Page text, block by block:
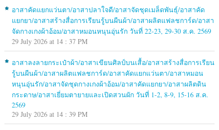
อาสาคัดแยกแว่นตา/อาสาปลาใจดี/อาสาจัดชุดเมล็ดพันธุ์/อาสาคัด
แยกยา/อาสาสร้างสื่อการเรียนรู้บนผืนผ้า/อาสาผลิตแฟลชการ์ด/อาสา
จัดกางเกงผ้าอ้อม/อาสาหมอนหนุนอุ่นรัก วันที่ 22-23, 29-30 ส.ค. 2569
29 July 2026 at 14 : 37 PM
อาสาลงลายกระเป๋าผ้า/อาสาเขียนศิลป์บนเสื้อ/อาสาสร้างสื่อการเรียน
รู้บนผืนผ้า/อาสาผลิตแฟลชการ์ด/อาสาคัดแยกแว่นตา/อาสาหมอน
หนุนอุ่นรัก/อาสาจัดชุดกางเกงผ้าอ้อม/อาสาคัดแยกยา/อาสาผลิตดิน
กระดาษ/อาสาเยี่ยมตายายและเปิดสวนผัก วันที่ 1-2, 8-9, 15-16 ส.ค.
2569
29 July 2026 at 14 : 39 PM